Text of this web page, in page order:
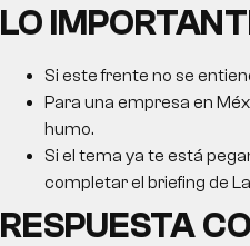
LO
Si este frente no se
Para una empresa en
humo.
Si el tema ya te está
completar el briefing de
RESPUESTA